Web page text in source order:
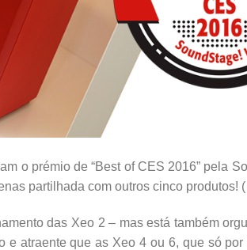
o prémio de “Best of CES 2016” pela
partilhada com outros cinco produtos!
das Xeo 2 – mas está também
e atraente que as Xeo 4 ou 6, que só